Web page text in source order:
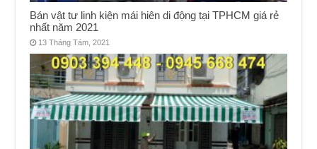
Bán vật tư linh kiện mái hiên di động tại TPHCM giá rẻ
nhất năm 2021
13 Tháng Tám, 2021